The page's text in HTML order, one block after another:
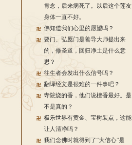
肯念，后来病死了。以后这个莲友
身体一直不好。
佛知道我们心里的愿望吗？
要门、弘愿门是善导大师提出来
的，修圣道，回归净土是什么意
思？
往生者会发出什么信号吗？
翻译经文是很难的一件事吧？
寺院烧的香，他们说檀香最好。是
不是真的？
极乐世界有黄金、宝树装点，这能
让人清净吗？
我们念佛时就得到了“大信心”是